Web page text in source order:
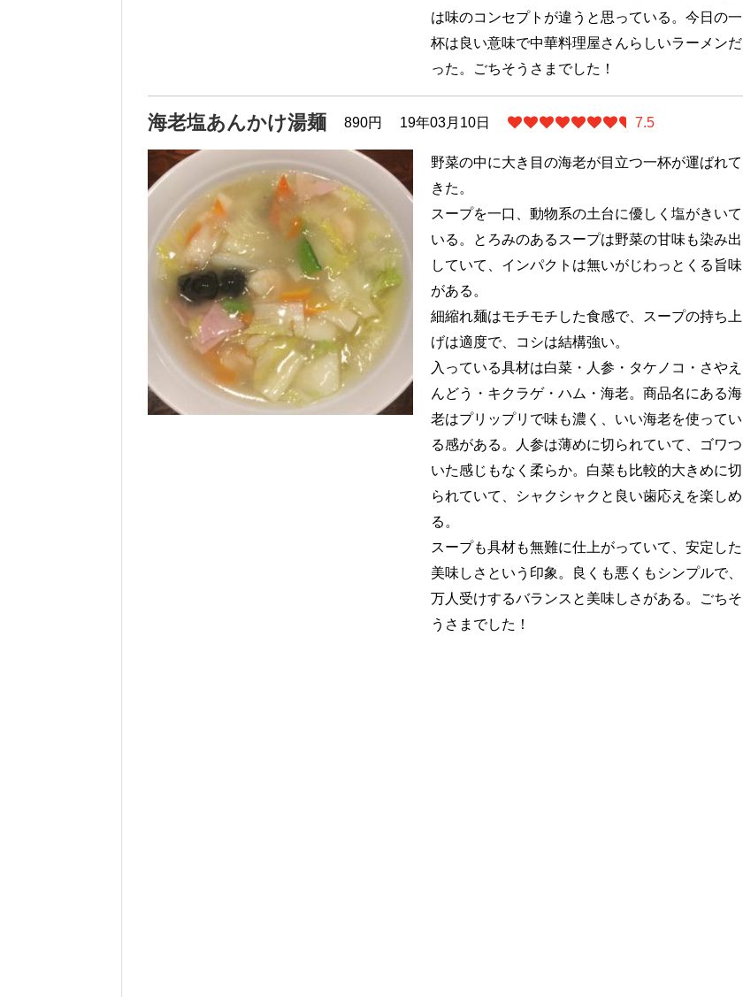
は味のコンセプトが違うと思っている。今日の一
杯は良い意味で中華料理屋さんらしいラーメンだ
った。ごちそうさまでした！
海老塩あんかけ湯麺 890円 19年03月10日 7.5
野菜の中に大き目の海老が目立つ一杯が運ばれて
きた。
スープを一口、動物系の土台に優しく塩がきいて
いる。とろみのあるスープは野菜の甘味も染み出
していて、インパクトは無いがじわっとくる旨味
がある。
細縮れ麺はモチモチした食感で、スープの持ち上
げは適度で、コシは結構強い。
入っている具材は白菜・人参・タケノコ・さやえ
んどう・キクラゲ・ハム・海老。商品名にある海
老はプリップリで味も濃く、いい海老を使ってい
る感がある。人参は薄めに切られていて、ゴワつ
いた感じもなく柔らか。白菜も比較的大きめに切
られていて、シャクシャクと良い歯応えを楽しめ
る。
スープも具材も無難に仕上がっていて、安定した
美味しさという印象。良くも悪くもシンプルで、
万人受けするバランスと美味しさがある。ごちそ
うさまでした！